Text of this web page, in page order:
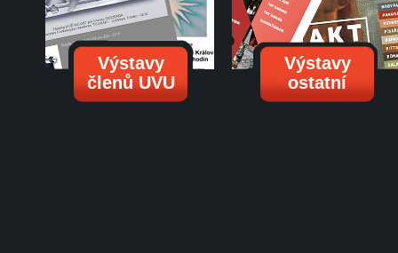
Výstavy
členů UVU
Výstavy
ostatní